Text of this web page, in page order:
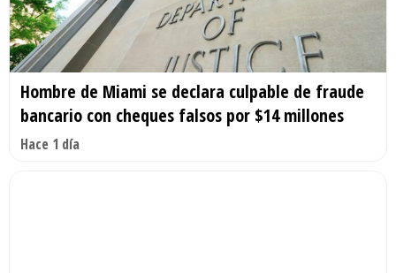
Hombre de Miami se declara culpable de fraude
bancario con cheques falsos por $14 millones
Hace 1 día